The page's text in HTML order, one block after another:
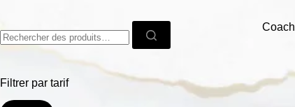
Coach
Filtrer par tarif